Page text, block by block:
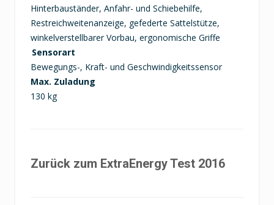
Hinterbauständer, Anfahr- und Schiebehilfe,
Restreichweitenanzeige, gefederte Sattelstütze,
winkelverstellbarer Vorbau, ergonomische Griffe
Sensorart
Bewegungs-, Kraft- und Geschwindigkeitssensor
Max. Zuladung
130 kg
Zurück zum ExtraEnergy Test 2016